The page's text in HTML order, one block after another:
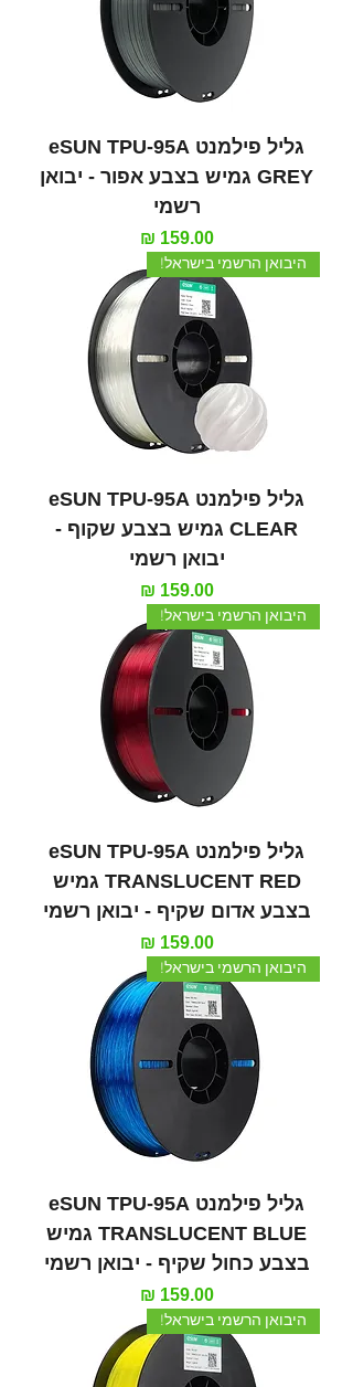
גליל פילמנט eSUN TPU-95A
GREY גמיש בצבע אפור - יבואן
רשמי
מחיר‏159.00 ‏₪
היבואן הרשמי בישראל!
גליל פילמנט eSUN TPU-95A
CLEAR גמיש בצבע שקוף -
יבואן רשמי
מחיר‏159.00 ‏₪
היבואן הרשמי בישראל!
גליל פילמנט eSUN TPU-95A
TRANSLUCENT RED גמיש
בצבע אדום שקיף - יבואן רשמי
מחיר‏159.00 ‏₪
היבואן הרשמי בישראל!
גליל פילמנט eSUN TPU-95A
TRANSLUCENT BLUE גמיש
בצבע כחול שקיף - יבואן רשמי
מחיר‏159.00 ‏₪
היבואן הרשמי בישראל!